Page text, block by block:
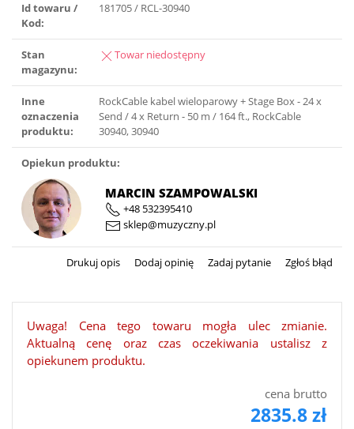
Id towaru /
Kod:
181705 / RCL-30940
Stan
magazynu:
Towar niedostępny
Inne
oznaczenia
produktu:
RockCable kabel wieloparowy + Stage Box - 24 x
Send / 4 x Return - 50 m / 164 ft., RockCable
30940, 30940
Opiekun produktu:
MARCIN SZAMPOWALSKI
+48 532395410
sklep@muzyczny.pl
Drukuj opis Dodaj opinię Zadaj pytanie Zgłoś błąd
Uwaga! Cena tego towaru mogła ulec zmianie.
Aktualną cenę oraz czas oczekiwania ustalisz z
opiekunem produktu.
cena brutto
2835.8 zł